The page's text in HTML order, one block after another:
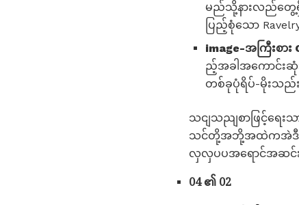
မည်သို့နားလည်တွေ့
ပြည့်စုံသော
image-အကြီးစား
ည့်အခါအကောင်း
တစ်ခုပုံရိပ်-မိုးသည်
သငျသညျစာဖြင့်ရေး
သင်တို့အဘို့အထဲကအဲဒီမှာထ
လှလှပပအရောင်အဆင်
04 ၏ 02